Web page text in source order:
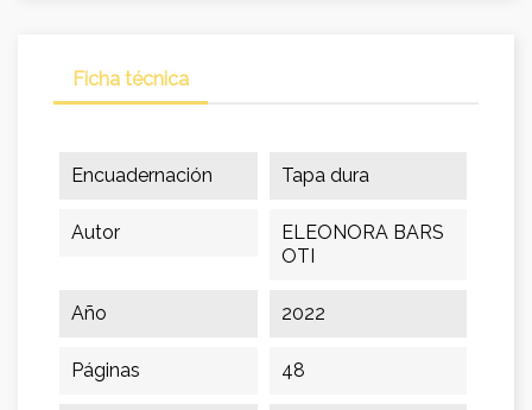
Ficha técnica
Encuadernación Tapa dura
Autor
ELEONORA BARS
OTI
Año 2022
Páginas 48